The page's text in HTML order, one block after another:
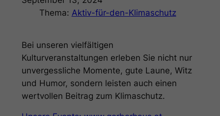
Thema: Aktiv-für-den-Klimaschutz
Bei unseren vielfältigen
Kulturveranstaltungen erleben Sie nicht nur
unvergessliche Momente, gute Laune, Witz
und Humor, sondern leisten auch einen
wertvollen Beitrag zum Klimaschutz.